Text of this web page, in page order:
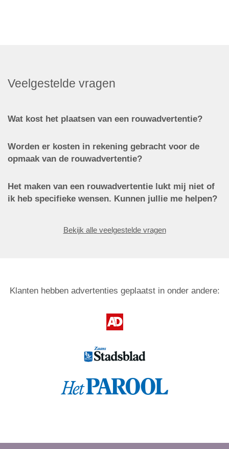
Veelgestelde vragen
Wat kost het plaatsen van een rouwadvertentie?
Worden er kosten in rekening gebracht voor de
opmaak van de rouwadvertentie?
Het maken van een rouwadvertentie lukt mij niet of
ik heb specifieke wensen. Kunnen jullie me helpen?
Bekijk alle veelgestelde vragen
Klanten hebben advertenties geplaatst in onder andere: